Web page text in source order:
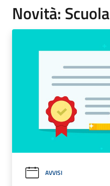
Novità: Scuola
AVVISI